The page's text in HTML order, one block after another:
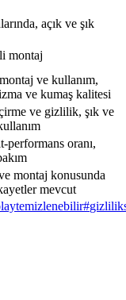
açık ve şık
montaj
ve kullanım,
ve kumaş kalitesi
ve gizlilik, şık ve
performans oranı,
montaj konusunda
mevcut
#